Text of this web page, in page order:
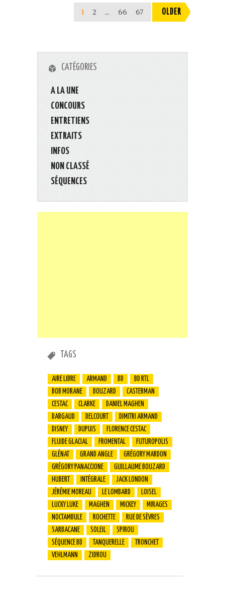
1 2 … 66 67 OLDER
CATÉGORIES
A LA UNE
CONCOURS
ENTRETIENS
EXTRAITS
INFOS
NON CLASSÉ
SÉQUENCES
TAGS
AIRE LIBRE ARMAND BD
BD RTL
BOB MORANE
BOUZARD
CASTERMAN
CESTAC
CLARKE
DANIEL MAGHEN
DARGAUD
DELCOURT
DIMITRI ARMAND
DISNEY
DUPUIS
FLORENCE CESTAC
FLUIDE GLACIAL
FROMENTAL
FUTUROPOLIS
GLÉNAT
GRAND ANGLE
GRÉGORY MARDON
GRÉGORY PANACCIONE
GUILLAUME BOUZARD
HUBERT
INTÉGRALE
JACK LONDON
JÉRÉMIE MOREAU
LE LOMBARD
LOISEL
LUCKY LUKE
MAGHEN MICKEY
MIRAGES
NOCTAMBULE
ROCHETTE
RUE DE SÈVRES
SARBACANE
SOLEIL
SPIROU
SÉQUENCE BD
TANQUERELLE
TRONCHET
VEHLMANN
ZIDROU